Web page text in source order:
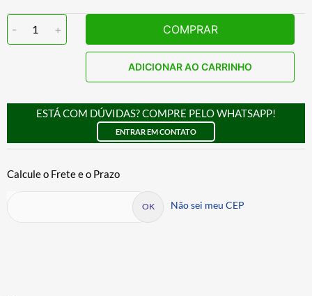
- 1 + COMPRAR
ADICIONAR AO CARRINHO
ESTÁ COM DÚVIDAS? COMPRE PELO WHATSAPP!
ENTRAR EM CONTATO
Não sei meu CEP